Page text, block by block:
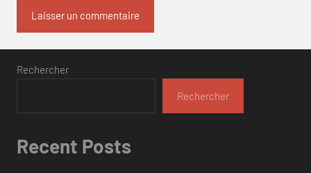
Rechercher
Rechercher
Recent Posts